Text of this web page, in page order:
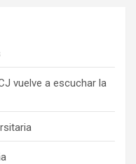
vuelve a escuchar la